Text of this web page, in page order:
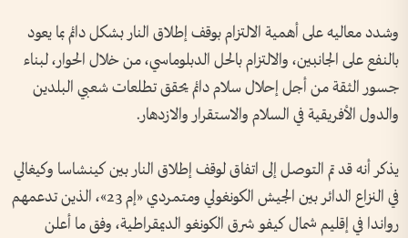
وشدد معاليه على أهمية الالتزام بوقف إطلاق النار بشكل دائم بما يعود
بالنفع على الجانبين، والالتزام بالحل الدبلوماسي، من خلال الحوار، لبناء
جسور الثقة من أجل إحلال سلام دائم يحقق تطلعات شعبي البلدين
والدول الأفريقية في السلام والاستقرار والازدهار.
يذكر أنه قد تم التوصل إلى اتفاق لوقف إطلاق النار بين كينشاسا وكيغالي
في النزاع الدائر بين الجيش الكونغولي ومتمردي «إم 23»، الذين تدعمهم
رواندا في إقليم شمال كيفو شرق الكونغو الديمقراطية، وفق ما أعلن